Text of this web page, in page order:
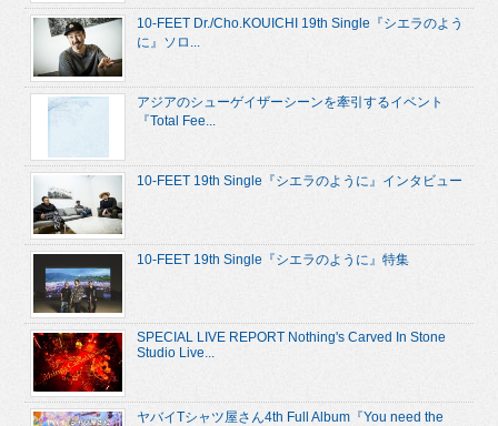
10-FEET Dr./Cho.KOUICHI 19th Single『シエラのよう
に』ソロ...
アジアのシューゲイザーシーンを牽引するイベント
『Total Fee...
10-FEET 19th Single『シエラのように』インタビュー
10-FEET 19th Single『シエラのように』特集
SPECIAL LIVE REPORT Nothing's Carved In Stone
Studio Live...
ヤバイTシャツ屋さん4th Full Album『You need the